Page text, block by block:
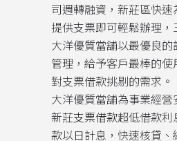
司週轉融資，新莊區快
提供支票即可輕鬆辦理，
大洋優質當舖以最優良
管理，​給予客戶最棒的
對支票借款挑剔的需求。
大洋優質當舖為事業經營
新莊支票借款超低借款
款以日計息，快速核貸